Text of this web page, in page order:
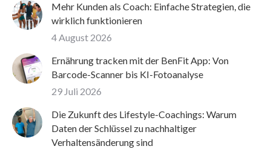
Mehr Kunden als Coach: Einfache Strategien, die
wirklich funktionieren
4 August 2026
Ernährung tracken mit der BenFit App: Von
Barcode-Scanner bis KI-Fotoanalyse
29 Juli 2026
Die Zukunft des Lifestyle-Coachings: Warum
Daten der Schlüssel zu nachhaltiger
Verhaltensänderung sind